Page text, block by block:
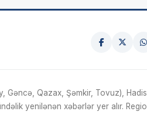
Gəncə, Qazax, Şəmkir, Tovuz),
yenilənən xəbərlər yer alır.